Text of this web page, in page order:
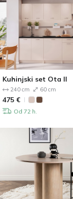
Kuhinjski set Ota II
240 cm 60 cm
475 €
Od 72 h.